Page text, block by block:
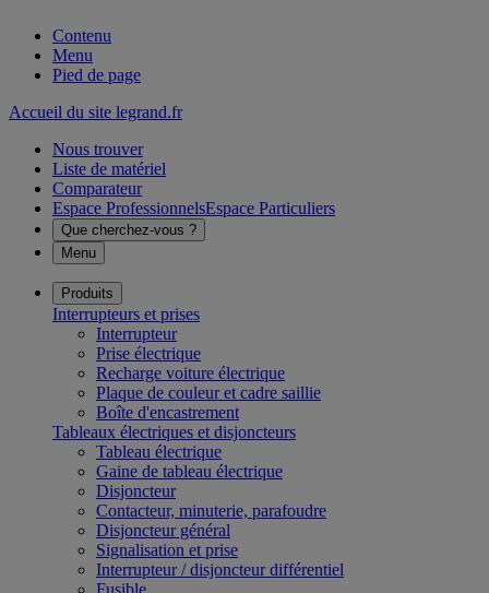
Contenu
Menu
Pied de page
Accueil du site legrand.fr
Nous trouver
Liste de matériel
Comparateur
Espace ProfessionnelsEspace Particuliers
Que cherchez-vous ?
Menu
Produits
Interrupteurs et prises
Interrupteur
Prise électrique
Recharge voiture électrique
Plaque de couleur et cadre saillie
Boîte d'encastrement
Tableaux électriques et disjoncteurs
Tableau électrique
Gaine de tableau électrique
Disjoncteur
Contacteur, minuterie, parafoudre
Disjoncteur général
Signalisation et prise
Interrupteur / disjoncteur différentiel
Fusible